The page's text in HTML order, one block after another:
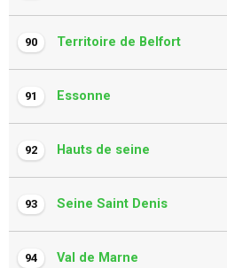
90 Territoire de Belfort
91 Essonne
92 Hauts de seine
93 Seine Saint Denis
94 Val de Marne